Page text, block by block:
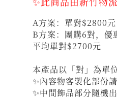
A方案：單對$2800元
B方案：團購6對，優
平均單對$2700元
本產品以「對」為單
✨內容物客製化部份
✨中間飾品部分隨機